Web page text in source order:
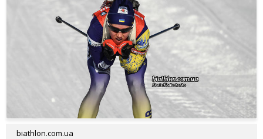
biathlon.com.ua